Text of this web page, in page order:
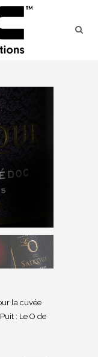
la cuvée
: Le O de